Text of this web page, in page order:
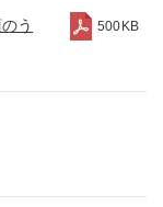
う
500KB